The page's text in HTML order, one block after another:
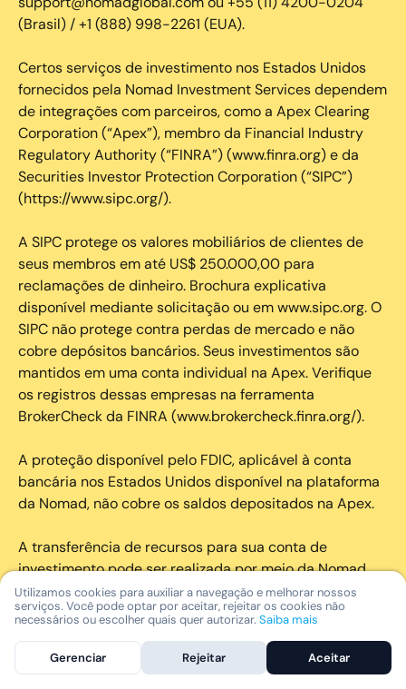
(Brasil) / +1 (888) 998-2261 (EUA).
Certos serviços de investimento nos Estados Unidos
fornecidos pela Nomad Investment Services dependem
de integrações com parceiros, como a Apex Clearing
Corporation (“Apex”), membro da Financial Industry
Regulatory Authority (“FINRA”) (www.finra.org) e da
Securities Investor Protection Corporation (“SIPC”)
(https://www.sipc.org/).
A SIPC protege os valores mobiliários de clientes de
seus membros em até US$ 250.000,00 para
reclamações de dinheiro. Brochura explicativa
disponível mediante solicitação ou em www.sipc.org. O
SIPC não protege contra perdas de mercado e não
cobre depósitos bancários. Seus investimentos são
mantidos em uma conta individual na Apex. Verifique
os registros dessas empresas na ferramenta
BrokerCheck da FINRA (www.brokercheck.finra.org/).
A proteção disponível pelo FDIC, aplicável à conta
bancária nos Estados Unidos disponível na plataforma
da Nomad, não cobre os saldos depositados na Apex.
A transferência de recursos para sua conta de
investimento pode ser realizada por meio da Nomad
Fintech ou de Agente de Câmbio, na forma prevista nos
Termos de Uso– Serviços Nomad, Componentes de
Seus investimentos no exterior podem estar sujeitos à
Utilizamos cookies para auxiliar a navegação e melhorar nossos
serviços. Você pode optar por aceitar, rejeitar os cookies não
necessários ou escolher quais quer autorizar. Saiba mais
Gerenciar Rejeitar Aceitar